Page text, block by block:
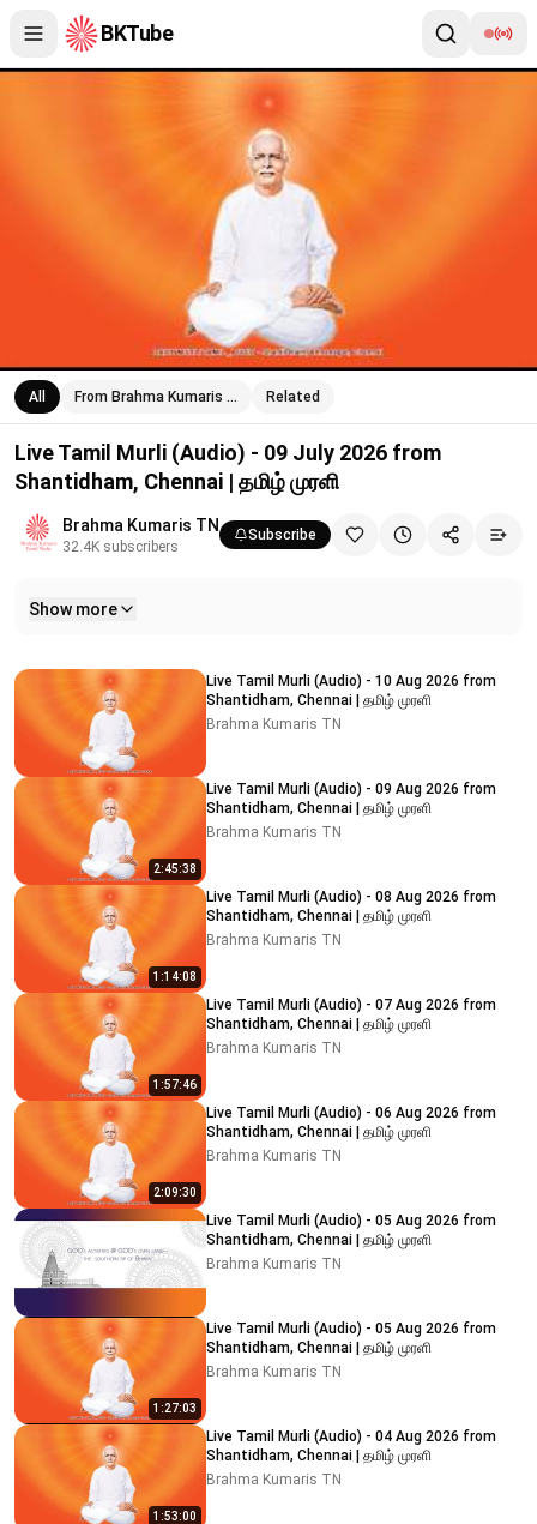
BKTube
Live Tamil Murli (Audio) - 09 July 2026 from Shantidham,
All From Brahma Kumaris … Related
Live Tamil Murli (Audio) - 09 July 2026 from
Shantidham, Chennai | தமிழ் முரளி
Brahma Kumaris TN
32.4K subscribers
Subscribe
Show more
Related videos
Live Tamil Murli (Audio) - 10 Aug 2026 from
Shantidham, Chennai | தமிழ் முரளி
Brahma Kumaris TN
2:45:38
Live Tamil Murli (Audio) - 09 Aug 2026 from
Shantidham, Chennai | தமிழ் முரளி
Brahma Kumaris TN
1:14:08
Live Tamil Murli (Audio) - 08 Aug 2026 from
Shantidham, Chennai | தமிழ் முரளி
Brahma Kumaris TN
1:57:46
Live Tamil Murli (Audio) - 07 Aug 2026 from
Shantidham, Chennai | தமிழ் முரளி
Brahma Kumaris TN
2:09:30
Live Tamil Murli (Audio) - 06 Aug 2026 from
Shantidham, Chennai | தமிழ் முரளி
Brahma Kumaris TN
Live Tamil Murli (Audio) - 05 Aug 2026 from
Shantidham, Chennai | தமிழ் முரளி
Brahma Kumaris TN
1:27:03
Live Tamil Murli (Audio) - 05 Aug 2026 from
Shantidham, Chennai | தமிழ் முரளி
Brahma Kumaris TN
1:53:00
Live Tamil Murli (Audio) - 04 Aug 2026 from
Shantidham, Chennai | தமிழ் முரளி
Brahma Kumaris TN